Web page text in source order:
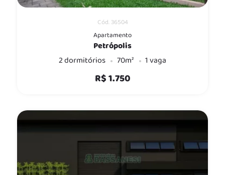
Cód. 36504
Apartamento
Petrópolis
2 dormitórios
70m² 1 vaga
R$ 1.750